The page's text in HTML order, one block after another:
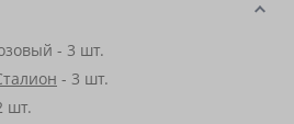
- 3 шт.
- 3 шт.
шт.